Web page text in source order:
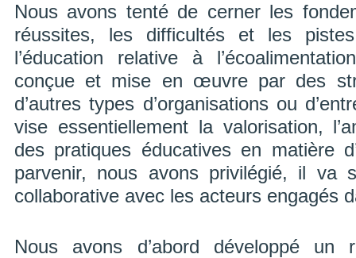
Nous avons tenté de cerner les
réussites, les difficultés et les
l’éducation relative à
conçue et mise en œuvre par des
d’autres types d’organisations ou
vise essentiellement la valorisation,
des pratiques éducatives en matière
parvenir, nous avons privilégié, il va
collaborative avec les acteurs engagés
Nous avons d’abord développé un